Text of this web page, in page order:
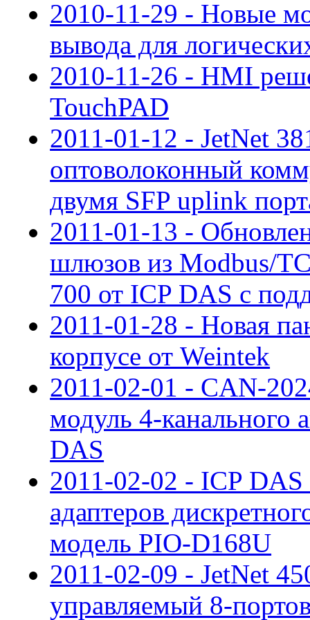
2010-11-29 - Новые
вывода для
2010-11-26 - HMI
TouchPAD
2011-01-12 - JetNet
оптоволоконный
двумя SFP uplink
2011-01-13 -
шлюзов из Modbus/
700 от ICP DAS с
2011-01-28 - Новая
корпусе от Weintek
2011-02-01 - CAN-
модуль 4-канального
DAS
2011-02-02 - ICP
адаптеров
модель PIO-D168U
2011-02-09 - JetNet
управляемый 8-